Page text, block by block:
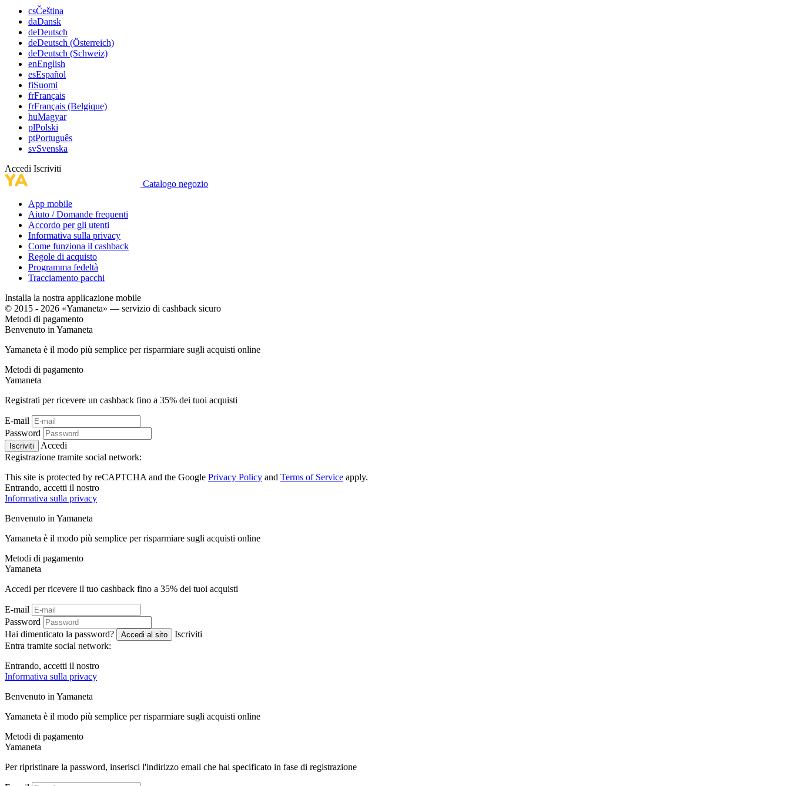
csČeština
daDansk
deDeutsch
deDeutsch (Österreich)
deDeutsch (Schweiz)
enEnglish
esEspañol
fiSuomi
frFrançais
frFrançais (Belgique)
huMagyar
plPolski
ptPortuguês
svSvenska
Accedi Iscriviti
Catalogo negozio
App mobile
Aiuto / Domande frequenti
Accordo per gli utenti
Informativa sulla privacy
Come funziona il cashback
Regole di acquisto
Programma fedeltà
Tracciamento pacchi
Installa la nostra applicazione mobile
© 2015 - 2026 «Yamaneta» — servizio di cashback sicuro
Metodi di pagamento
Benvenuto in Yamaneta
Yamaneta è il modo più semplice per risparmiare sugli acquisti online
Metodi di pagamento
Yamaneta
Registrati per ricevere un cashback fino a 35% dei tuoi acquisti
E-mail
Password
Iscriviti
Accedi
Registrazione tramite social network:
This site is protected by reCAPTCHA and the Google Privacy Policy and Terms of Service apply.
Entrando, accetti il ​​nostro
Informativa sulla privacy
Benvenuto in Yamaneta
Yamaneta è il modo più semplice per risparmiare sugli acquisti online
Metodi di pagamento
Yamaneta
Accedi per ricevere il tuo cashback fino a 35% dei tuoi acquisti
E-mail
Password
Hai dimenticato la password?
Accedi al sito
Iscriviti
Entra tramite social network:
Entrando, accetti il ​​nostro
Informativa sulla privacy
Benvenuto in Yamaneta
Yamaneta è il modo più semplice per risparmiare sugli acquisti online
Metodi di pagamento
Yamaneta
Per ripristinare la password, inserisci l'indirizzo email che hai specificato in fase di registrazione